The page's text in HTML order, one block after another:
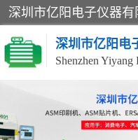
深圳市亿阳电
Shenzhen
SX全自动高速贴片机